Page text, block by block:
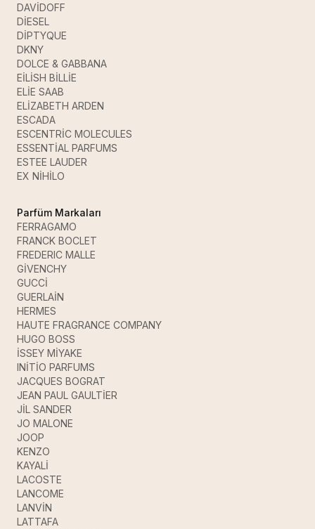
DAVİDOFF
DİESEL
DİPTYQUE
DKNY
DOLCE & GABBANA
EİLİSH BİLLİE
ELİE SAAB
ELİZABETH ARDEN
ESCADA
ESCENTRİC MOLECULES
ESSENTİAL PARFUMS
ESTEE LAUDER
EX NİHİLO
Parfüm Markaları
FERRAGAMO
FRANCK BOCLET
FREDERIC MALLE
GİVENCHY
GUCCİ
GUERLAİN
HERMES
HAUTE FRAGRANCE COMPANY
HUGO BOSS
İSSEY MİYAKE
INİTİO PARFUMS
JACQUES BOGRAT
JEAN PAUL GAULTİER
JİL SANDER
JO MALONE
JOOP
KENZO
KAYALİ
LACOSTE
LANCOME
LANVİN
LATTAFA